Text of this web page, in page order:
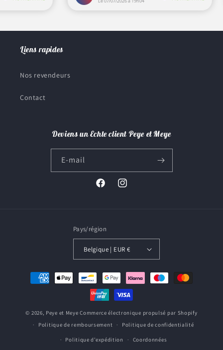
Liens rapides
Nos revendeurs
Contact
Deviens un Echte client Peye et Meye
E-mail
FacebookInstagram
Pays/région
Belgique | EUR €
Moyens
© 2026, Peye et Meye Commerce électronique propulsé par Shopify
Politique de remboursement
Politique de confidentialité
Politique d’expédition Coordonnées